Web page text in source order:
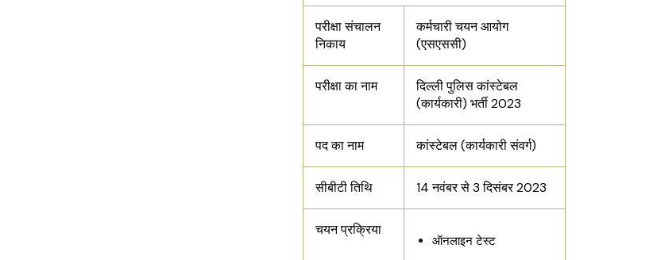
परीक्षा संचालन
निकाय
कर्मचारी चयन आयोग
(एसएससी)
परीक्षा का नाम
दिल्ली पुलिस कांस्टेबल
(कार्यकारी) भर्ती 2023
पद का नाम कांस्टेबल (कार्यकारी संवर्ग)
सीबीटी तिथि 14 नवंबर से 3 दिसंबर 2023
चयन प्रक्रिया
ऑनलाइन टेस्ट